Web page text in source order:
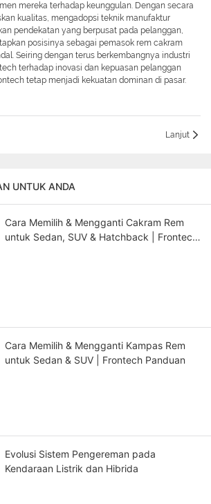
mereka terhadap keunggulan. Dengan secara
kualitas, mengadopsi teknik manufaktur
pendekatan yang berpusat pada pelanggan,
posisinya sebagai pemasok rem cakram
Seiring dengan terus berkembangnya industri
terhadap inovasi dan kepuasan pelanggan
tetap menjadi kekuatan dominan di pasar.
Lanjut
UNTUK ANDA
Cara Memilih & Mengganti Cakram Rem
untuk Sedan, SUV & Hatchback | Frontech
Cara Memilih & Mengganti Kampas Rem
untuk Sedan & SUV | Frontech Panduan
Evolusi Sistem Pengereman pada
Kendaraan Listrik dan Hibrida